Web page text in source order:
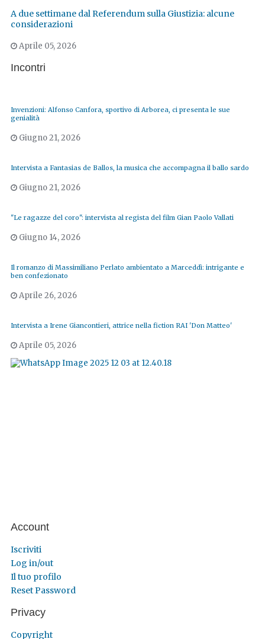
A due settimane dal Referendum sulla Giustizia: alcune
considerazioni
Aprile 05, 2026
Incontri
Invenzioni: Alfonso Canfora, sportivo di Arborea, ci presenta le sue
genialità
Giugno 21, 2026
Intervista a Fantasias de Ballos, la musica che accompagna il ballo sardo
Giugno 21, 2026
"Le ragazze del coro": intervista al regista del film Gian Paolo Vallati
Giugno 14, 2026
Il romanzo di Massimiliano Perlato ambientato a Marceddì: intrigante e
ben confezionato
Aprile 26, 2026
Intervista a Irene Giancontieri, attrice nella fiction RAI 'Don Matteo'
Aprile 05, 2026
Account
Iscriviti
Log in/out
Il tuo profilo
Reset Password
Privacy
Copyright